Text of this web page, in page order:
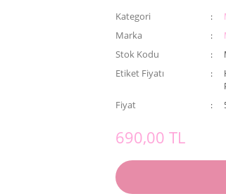
Kategori
Marka
Stok Kodu
Etiket Fiyatı
Fiyat
690,00 TL